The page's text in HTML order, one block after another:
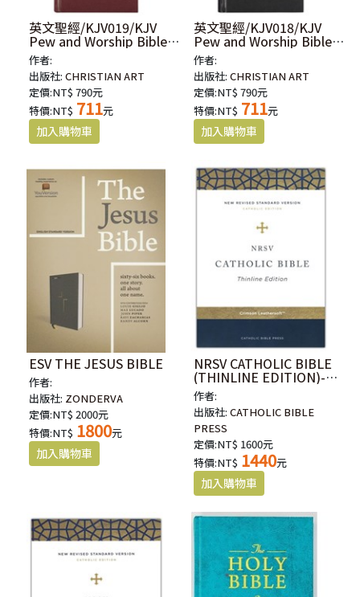
英文聖經/KJV019/KJV
Pew and Worship Bible-
Burgundy Hardcover
作者:
出版社:CHRISTIAN ART
定價:NT$ 790元
特價:NT$ 711元
英文聖經/KJV018/KJV
Pew and Worship Bible-
Black Hardcover
作者:
出版社:CHRISTIAN ART
定價:NT$ 790元
特價:NT$ 711元
ESV THE JESUS BIBLE
作者:
出版社: ZONDERVA
定價:NT$ 2000元
特價:NT$ 1800元
NRSV CATHOLIC BIBLE
(THINLINE EDITION)-
RED
作者:
出版社:CATHOLIC BIBLE
PRESS
定價:NT$ 1600元
特價:NT$ 1440元